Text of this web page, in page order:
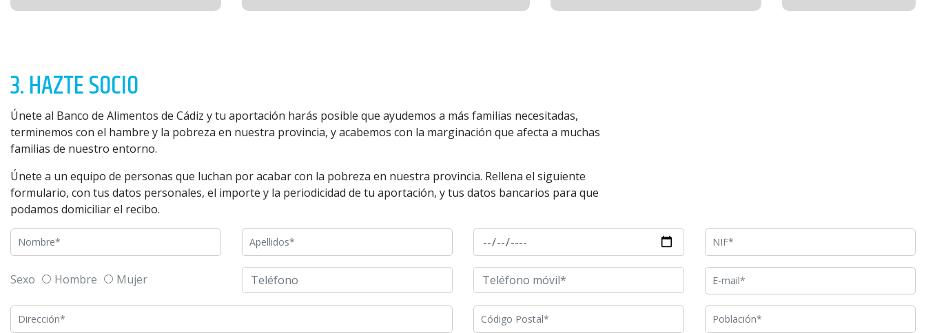
3. HAZTE SOCIO
Únete al Banco de Alimentos de Cádiz y tu aportación harás posible que ayudemos a más familias necesitadas,
terminemos con el hambre y la pobreza en nuestra provincia, y acabemos con la marginación que afecta a muchas
familias de nuestro entorno.
Únete a un equipo de personas que luchan por acabar con la pobreza en nuestra provincia. Rellena el siguiente
formulario, con tus datos personales, el importe y la periodicidad de tu aportación, y tus datos bancarios para que
podamos domiciliar el recibo.
Sexo Hombre Mujer